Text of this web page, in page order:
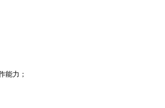
能力；